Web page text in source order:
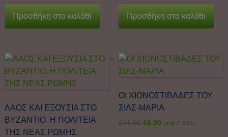
Προσθήκη στο καλάθι Προσθήκη στο καλάθι
ΛΑΟΣ ΚΑΙ ΕΞΟΥΣΙΑ ΣΤΟ
ΒΥΖΑΝΤΙΟ. Η ΠΟΛΙΤΕΙΑ
ΤΗΣ ΝΕΑΣ ΡΩΜΗΣ
ΟΙ ΧΙΟΝΟΣΤΙΒΑΔΕΣ ΤΟΥ
ΣΙΛΣ-ΜΑΡΙΑ
€11.00 €6.00 με Φ.Π.Α 6%.